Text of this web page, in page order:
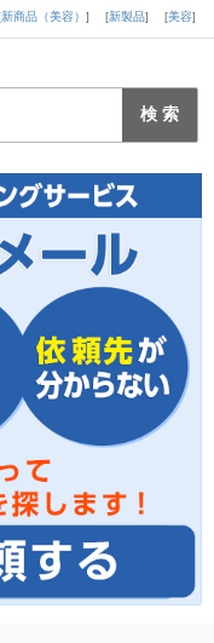
新商品（美容） 新製品 美容